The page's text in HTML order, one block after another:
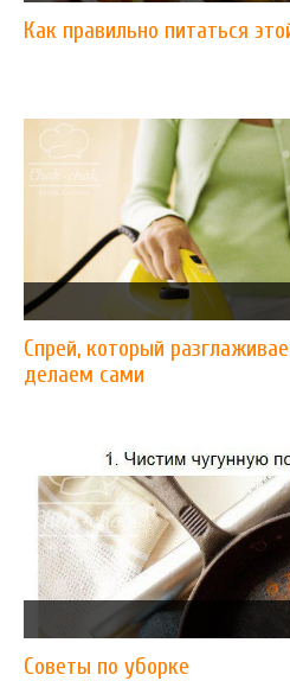
Как правильно питаться
Спрей, который
делаем сами
Советы по уборке